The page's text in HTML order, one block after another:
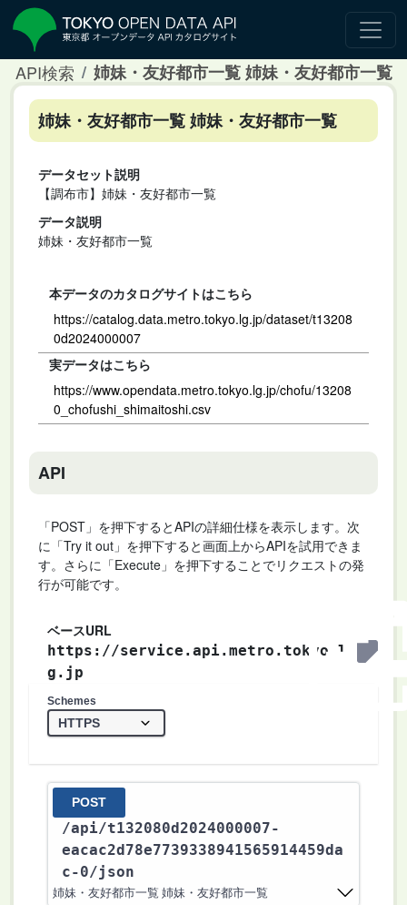
API検索 姉妹・友好都市一覧 姉妹・友好都市一覧
姉妹・友好都市一覧 姉妹・友好都市一覧
データセット説明
【調布市】姉妹・友好都市一覧
データ説明
姉妹・友好都市一覧
本データのカタログサイトはこちら
https://catalog.data.metro.tokyo.lg.jp/dataset/t13208
0d2024000007
実データはこちら
https://www.opendata.metro.tokyo.lg.jp/chofu/13208
0_chofushi_shimaitoshi.csv
API
「POST」を押下するとAPIの詳細仕様を表示します。次
に「Try it out」を押下すると画面上からAPIを試用できま
す。さらに「Execute」を押下することでリクエストの発
行が可能です。
ベースURL
https://service.api.metro.tokyo.l
g.jp
Schemes
POST
/api/t132080d2024000007-
eacac2d78e7739338941565914459da
c-0/json
姉妹・友好都市一覧 姉妹・友好都市一覧